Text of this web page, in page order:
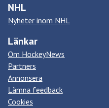
NHL
Nyheter inom NHL
Länkar
Om HockeyNews
Partners
Annonsera
Lämna feedback
Cookies